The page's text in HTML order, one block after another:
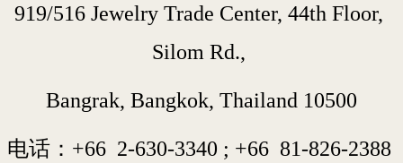
919/516 Jewelry Trade Center, 44th Floor,
Silom Rd.,
Bangrak, Bangkok, Thailand 10500
电话：+66 2-630-3340 ; +66 81-826-2388